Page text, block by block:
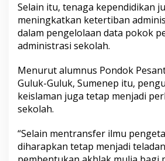
Selain itu, tenaga kependidikan
meningkatkan ketertiban
dalam pengelolaan data pokok
administrasi sekolah.
Menurut alumnus Pondok
Guluk-Guluk, Sumenep itu,
keislaman juga tetap menjadi
sekolah.
“Selain mentransfer ilmu
diharapkan tetap menjadi